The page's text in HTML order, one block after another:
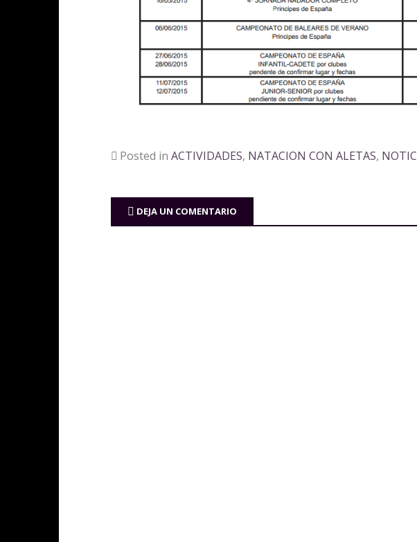
Posted in ACTIVIDADES, NATACION CON ALETAS,
DEJA UN COMENTARIO